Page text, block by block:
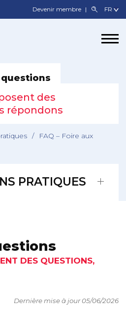
Devenir membre
questions
des
répondons
/
FAQ – Foire aux
PRATIQUES
DES QUESTIONS,
Dernière mise à jour 05/06/2026